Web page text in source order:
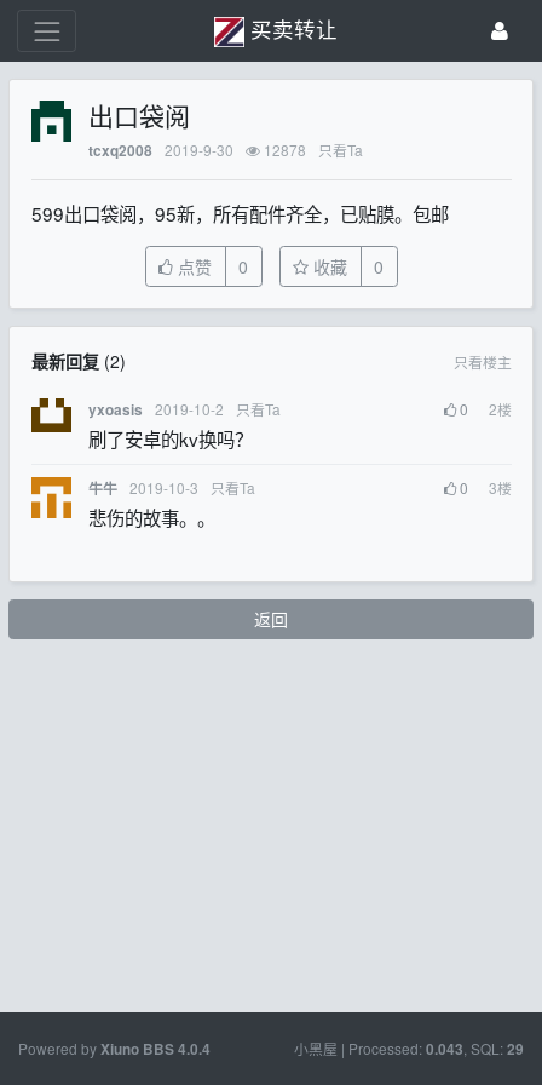
买卖转让
出口袋阅
tcxq2008 2019-9-30 12878 只看Ta
599出口袋阅，95新，所有配件齐全，已贴膜。包邮
点赞 0 收藏 0
最新回复(2) 只看楼主
yxoasis 2019-10-2 只看Ta 0 2楼
刷了安卓的kv换吗？
牛牛 2019-10-3 只看Ta 0 3楼
悲伤的故事。。
返回
Powered byXiuno BBS4.0.4 小黑屋 | Processed: 0.043 , SQL: 29